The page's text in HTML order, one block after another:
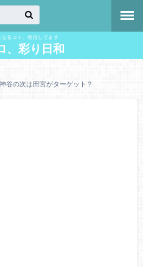
なるコト、発信してます
、彩り日和
谷の次は田宮がターゲット？